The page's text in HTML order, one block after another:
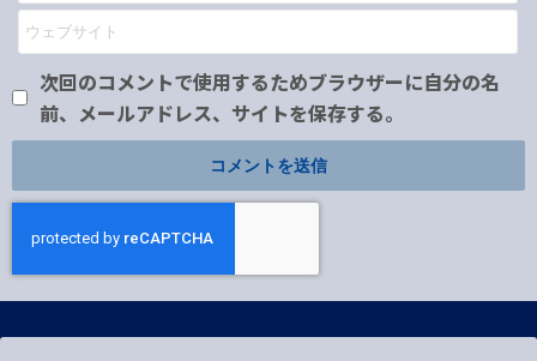
次回のコメントで使用するためブラウザーに自分の名
前、メールアドレス、サイトを保存する。